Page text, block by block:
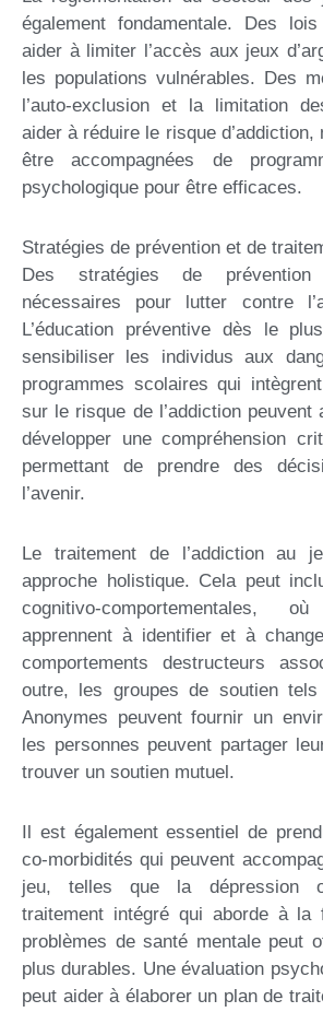
également fondamentale. Des
aider à limiter l’accès aux jeux
les populations vulnérables. Des
l’auto-exclusion et la limitation
aider à réduire le risque
être accompagnées de
psychologique pour être efficaces.
Stratégies de prévention et de
Des stratégies de
nécessaires pour lutter contre
L’éducation préventive dès le
sensibiliser les individus aux
programmes scolaires qui
sur le risque de l’addiction peuvent
développer une compréhension
permettant de prendre des
l’avenir.
Le traitement de l’addiction au
approche holistique. Cela peut
cognitivo-comportementales,
apprennent à identifier et à
comportements destructeurs
outre, les groupes de soutien
Anonymes peuvent fournir un
les personnes peuvent partager
trouver un soutien mutuel.
Il est également essentiel de
co-morbidités qui peuvent
jeu, telles que la dépression
traitement intégré qui aborde à
problèmes de santé mentale peut
plus durables. Une évaluation
peut aider à élaborer un plan de